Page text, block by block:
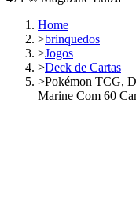
Home
>brinquedos
>Jogos
>Deck de Cartas
>Pokémon TCG,
Marine Com 60